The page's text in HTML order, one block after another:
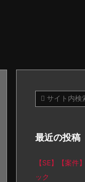
最近の投稿
【SE】【案件
ック